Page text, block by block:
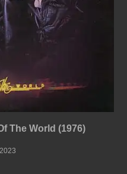
The World (1976)